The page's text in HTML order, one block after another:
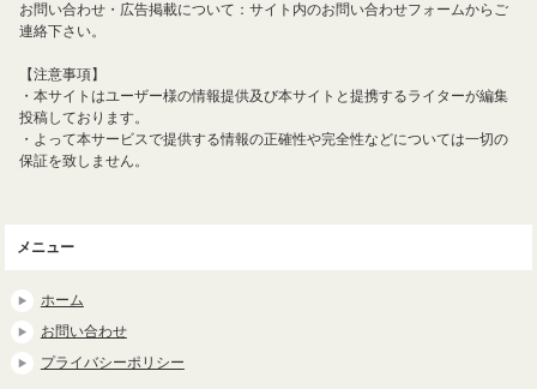
お問い合わせ・広告掲載について：サイト内のお問い合わせフォームからご
連絡下さい。
【注意事項】
・本サイトはユーザー様の情報提供及び本サイトと提携するライターが編集
投稿しております。
・よって本サービスで提供する情報の正確性や完全性などについては一切の
保証を致しません。
メニュー
ホーム
お問い合わせ
プライバシーポリシー